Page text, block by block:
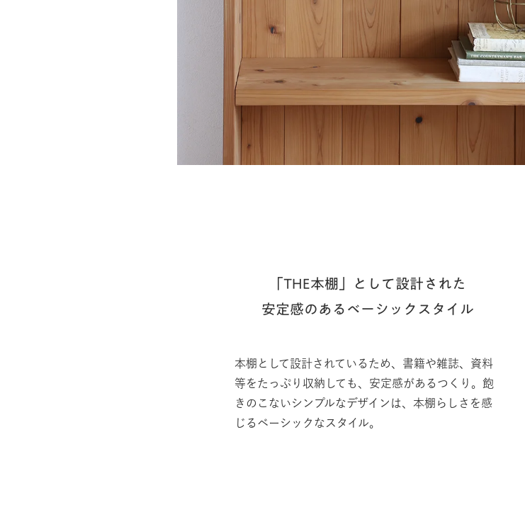
「THE本棚」として設計された
安定感のあるベーシックスタイル
本棚として設計されているため、書籍や雑誌、資料
等をたっぷり収納しても、安定感があるつくり。飽
きのこないシンプルなデザインは、本棚らしさを感
じるベーシックなスタイル。